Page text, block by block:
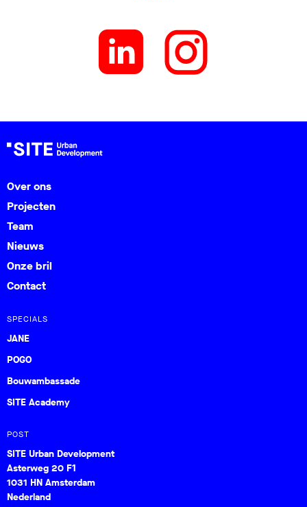
Over ons
Projecten
Team
Nieuws
Onze bril
Contact
SPECIALS
JANE
POGO
Bouwambassade
SITE Academy
POST
SITE Urban Development
Asterweg 20 F1
1031 HN Amsterdam
Nederland